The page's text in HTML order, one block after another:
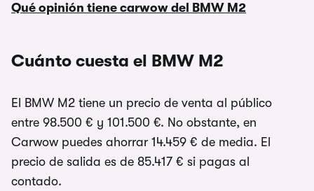
Qué opinión tiene carwow del BMW M2
Cuánto cuesta el BMW M2
El BMW M2 tiene un precio de venta al público
entre 98.500 € y 101.500 €. No obstante, en
Carwow puedes ahorrar 14.459 € de media. El
precio de salida es de 85.417 € si pagas al
contado.